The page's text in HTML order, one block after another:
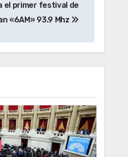
el primer festival de
«6AM» 93.9 Mhz